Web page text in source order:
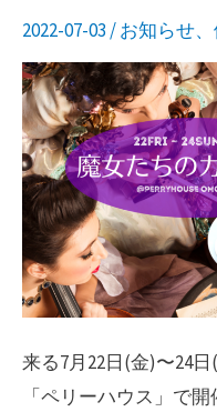
2022-07-03 /お知らせ、
来る7月22日(金)〜24
「ペリーハウス」で